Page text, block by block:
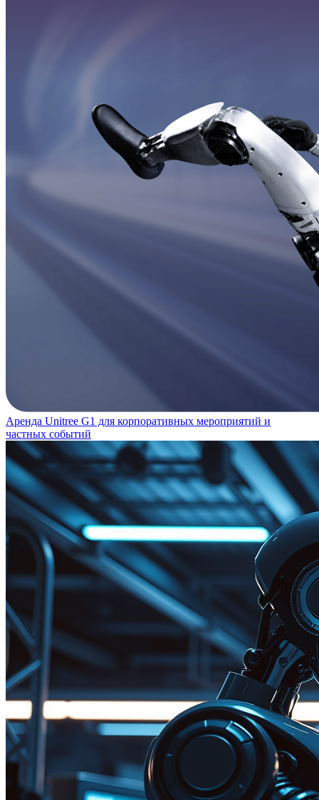
Аренда Unitree G1 для корпоративных мероприятий и
частных событий